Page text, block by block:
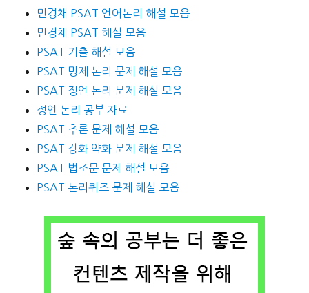
민경채 PSAT 언어논리 해설 모음
민경채 PSAT 해설 모음
PSAT 기출 해설 모음
PSAT 명제 논리 문제 해설 모음
PSAT 정언 논리 문제 해설 모음
정언 논리 공부 자료
PSAT 추론 문제 해설 모음
PSAT 강화 약화 문제 해설 모음
PSAT 법조문 문제 해설 모음
PSAT 논리퀴즈 문제 해설 모음